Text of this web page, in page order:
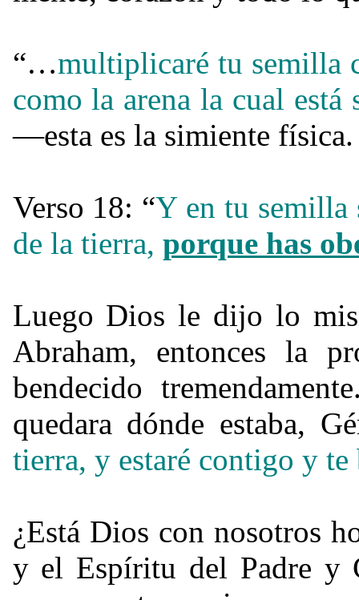
“…multiplicaré tu semilla
como la arena la cual
—esta es la simiente física.
Verso 18: “Y en tu semilla
de la tierra, porque has
Luego Dios le dijo lo
Abraham, entonces la
bendecido
quedara dónde estaba,
tierra, y estaré contigo y te
¿Está Dios con nosotros
y el Espíritu del Padre y